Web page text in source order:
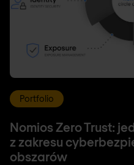
Portfolio
Nomios Zero Trust:
z zakresu
obszarów